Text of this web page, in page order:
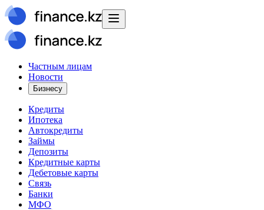
Частным лицам
Новости
Бизнесу
Кредиты
Ипотека
Автокредиты
Займы
Депозиты
Кредитные карты
Дебетовые карты
Связь
Банки
МФО